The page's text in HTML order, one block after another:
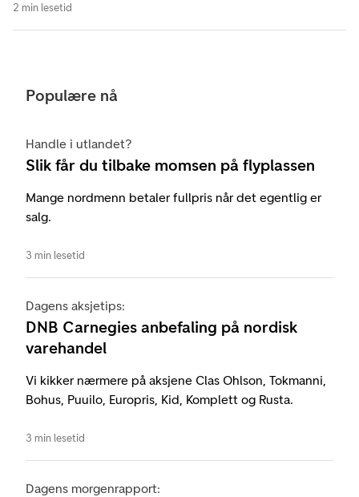
2 min lesetid
Populære nå
Handle i utlandet?
Slik får du tilbake momsen på flyplassen
Mange nordmenn betaler fullpris når det egentlig er
salg.
3 min lesetid
Dagens aksjetips:
DNB Carnegies anbefaling på nordisk
varehandel
Vi kikker nærmere på aksjene Clas Ohlson, Tokmanni,
Bohus, Puuilo, Europris, Kid, Komplett og Rusta.
3 min lesetid
Dagens morgenrapport: